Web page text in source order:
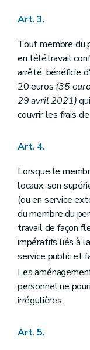
Art. 3.
Tout membre du
en télétravail
arrêté, bénéficie
20 euros (35
29 avril 2021)
couvrir les frais
Art. 4.
Lorsque le
locaux, son
(ou en service
du membre du
travail de façon
impératifs liés à
service public et
Les
personnel ne
irrégulières.
Art. 5.